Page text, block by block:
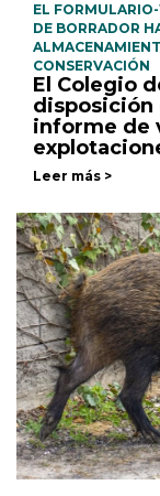
EL
DE BORRADOR
CONSERVACIÓN
El Colegio
disposición
informe de
Leer más >